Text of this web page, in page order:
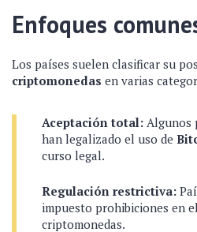
Enfoques
Los países suelen clasificar su
criptomonedas en varias
Aceptación total: Algunos
han legalizado el uso de
curso legal.
Regulación restrictiva:
impuesto prohibiciones en
criptomonedas.